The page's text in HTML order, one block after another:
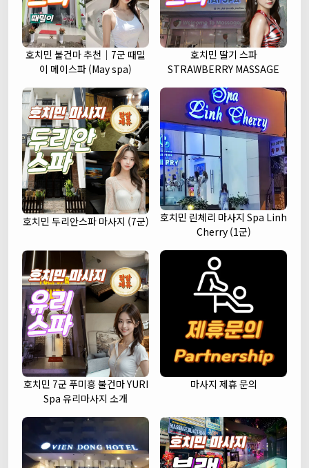
호치민 불건마 추천｜7군 때밀
이 메이스파 (May spa)
호치민 딸기 스파
STRAWBERRY MASSAGE
호치민 두리안스파 마사지 (7군)
호치민 린체리 마사지 Spa Linh
Cherry (1군)
호치민 7군 푸미흥 불건마 YURI
Spa 유리마사지 소개
마사지 제휴 문의